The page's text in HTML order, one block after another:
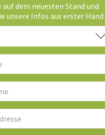
auf dem neuesten Stand und
unsere Infos aus erster Hand.